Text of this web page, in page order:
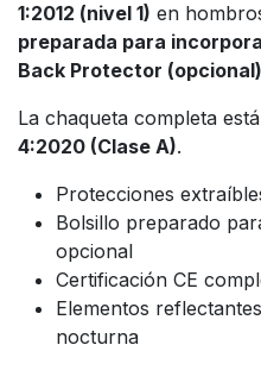
1:2012 (nivel 1) en
preparada para
Back Protector (opcional)
La chaqueta completa está
4:2020 (Clase A).
Protecciones
Bolsillo preparado
opcional
Certificación CE
Elementos
nocturna